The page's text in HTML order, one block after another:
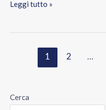
Leggi tutto »
1 2 …
Cerca